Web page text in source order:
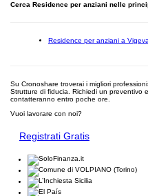
Cerca Residence per anziani nelle
Residence per anziani a
Su Cronoshare troverai i migliori
Strutture di fiducia. Richiedi un preventivo
contatteranno entro poche ore.
Vuoi lavorare con noi?
Registrati Gratis